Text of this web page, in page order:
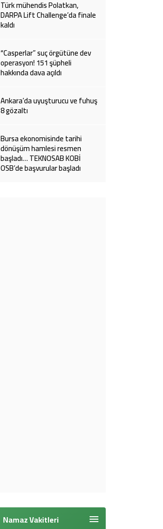
Türk mühendis Polatkan,
DARPA Lift Challenge’da finale
kaldı
“Casperlar” suç örgütüne dev
operasyon! 151 şüpheli
hakkında dava açıldı
Ankara’da uyuşturucu ve fuhuş
8 gözaltı
Bursa ekonomisinde tarihi
dönüşüm hamlesi resmen
başladı… TEKNOSAB KOBİ
OSB’de başvurular başladı
Namaz Vakitleri